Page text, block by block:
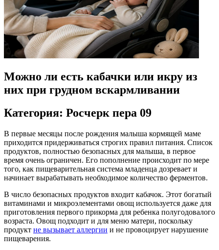
Можно ли есть кабачки или икру из
них при грудном вскармливании
Категория: Росчерк пера 09
В первые месяцы после рождения малыша кормящей маме
приходится придерживаться строгих правил питания. Список
продуктов, полностью безопасных для малыша, в первое
время очень ограничен. Его пополнение происходит по мере
того, как пищеварительная система младенца дозревает и
начинает вырабатывать необходимое количество ферментов.
В число безопасных продуктов входит кабачок. Этот богатый
витаминами и микроэлементами овощ используется даже для
приготовления первого прикорма для ребенка полугодовалого
возраста. Овощ подходит и для меню матери, поскольку
продукт не вызывает аллергии и не провоцирует нарушение
пищеварения.